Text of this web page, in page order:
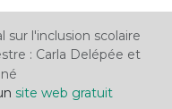
l'inclusion scolaire
: Carla Delépée et
site web gratuit